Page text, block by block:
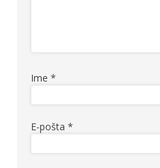
Ime *
E-pošta *